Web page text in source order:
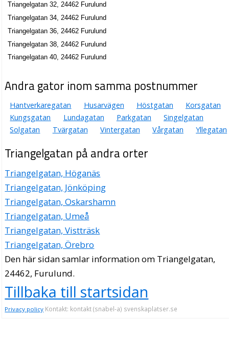
Triangelgatan 32, 24462 Furulund
Triangelgatan 34, 24462 Furulund
Triangelgatan 36, 24462 Furulund
Triangelgatan 38, 24462 Furulund
Triangelgatan 40, 24462 Furulund
Andra gator inom samma postnummer
Hantverkaregatan Husarvägen Höstgatan
Korsgatan
Kungsgatan
Lundagatan Parkgatan
Singelgatan
Solgatan
Tvärgatan Vintergatan Vårgatan Yllegatan
Triangelgatan på andra orter
Triangelgatan, Höganäs
Triangelgatan, Jönköping
Triangelgatan, Oskarshamn
Triangelgatan, Umeå
Triangelgatan, Vistträsk
Triangelgatan, Örebro
Den här sidan samlar information om Triangelgatan,
24462, Furulund.
Tillbaka till startsidan
Privacy policy Kontakt: kontakt (snabel-a) svenskaplatser.se